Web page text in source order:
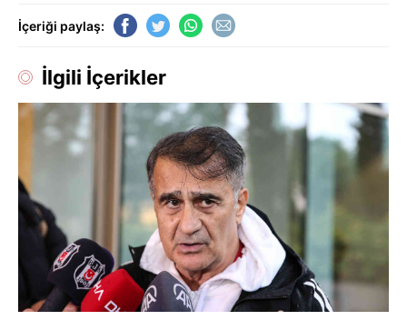
İçeriği paylaş:
İlgili İçerikler